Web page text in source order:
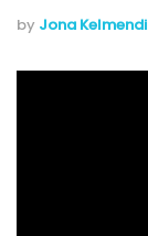
by Jona Kelmendi